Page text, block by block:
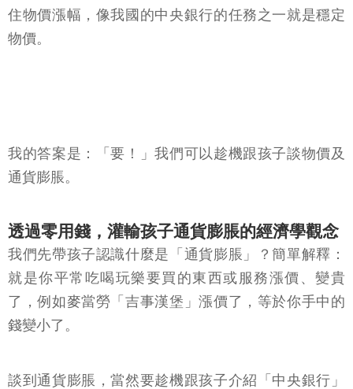
住物價漲幅，像我國的中央銀行的任務之一就是穩定
物價。
我的答案是：「要！」我們可以趁機跟孩子談物價及
通貨膨脹。
透過零用錢，灌輸孩子通貨膨脹的經濟學觀念
我們先帶孩子認識什麼是「通貨膨脹」？簡單解釋：
就是你平常吃喝玩樂要買的東西或服務漲價、變貴
了，例如麥當勞「吉事漢堡」漲價了，等於你手中的
錢變小了。
談到通貨膨脹，當然要趁機跟孩子介紹「中央銀行」